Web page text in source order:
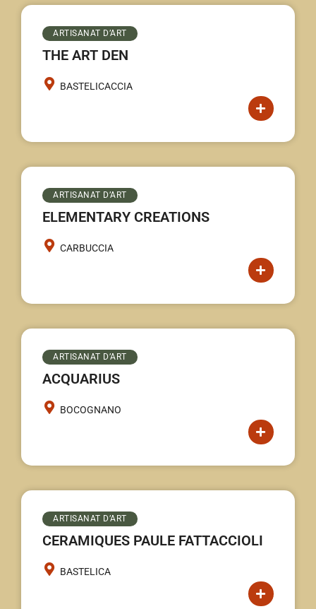
ARTISANAT D’ART
THE ART DEN
BASTELICACCIA
ARTISANAT D’ART
ELEMENTARY CREATIONS
CARBUCCIA
ARTISANAT D’ART
ACQUARIUS
BOCOGNANO
ARTISANAT D’ART
CERAMIQUES PAULE FATTACCIOLI
BASTELICA